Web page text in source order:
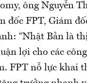
ông Nguyễn
đốc FPT, Giám
“Nhật Bản là
lợi cho các
FPT nỗ lực khai